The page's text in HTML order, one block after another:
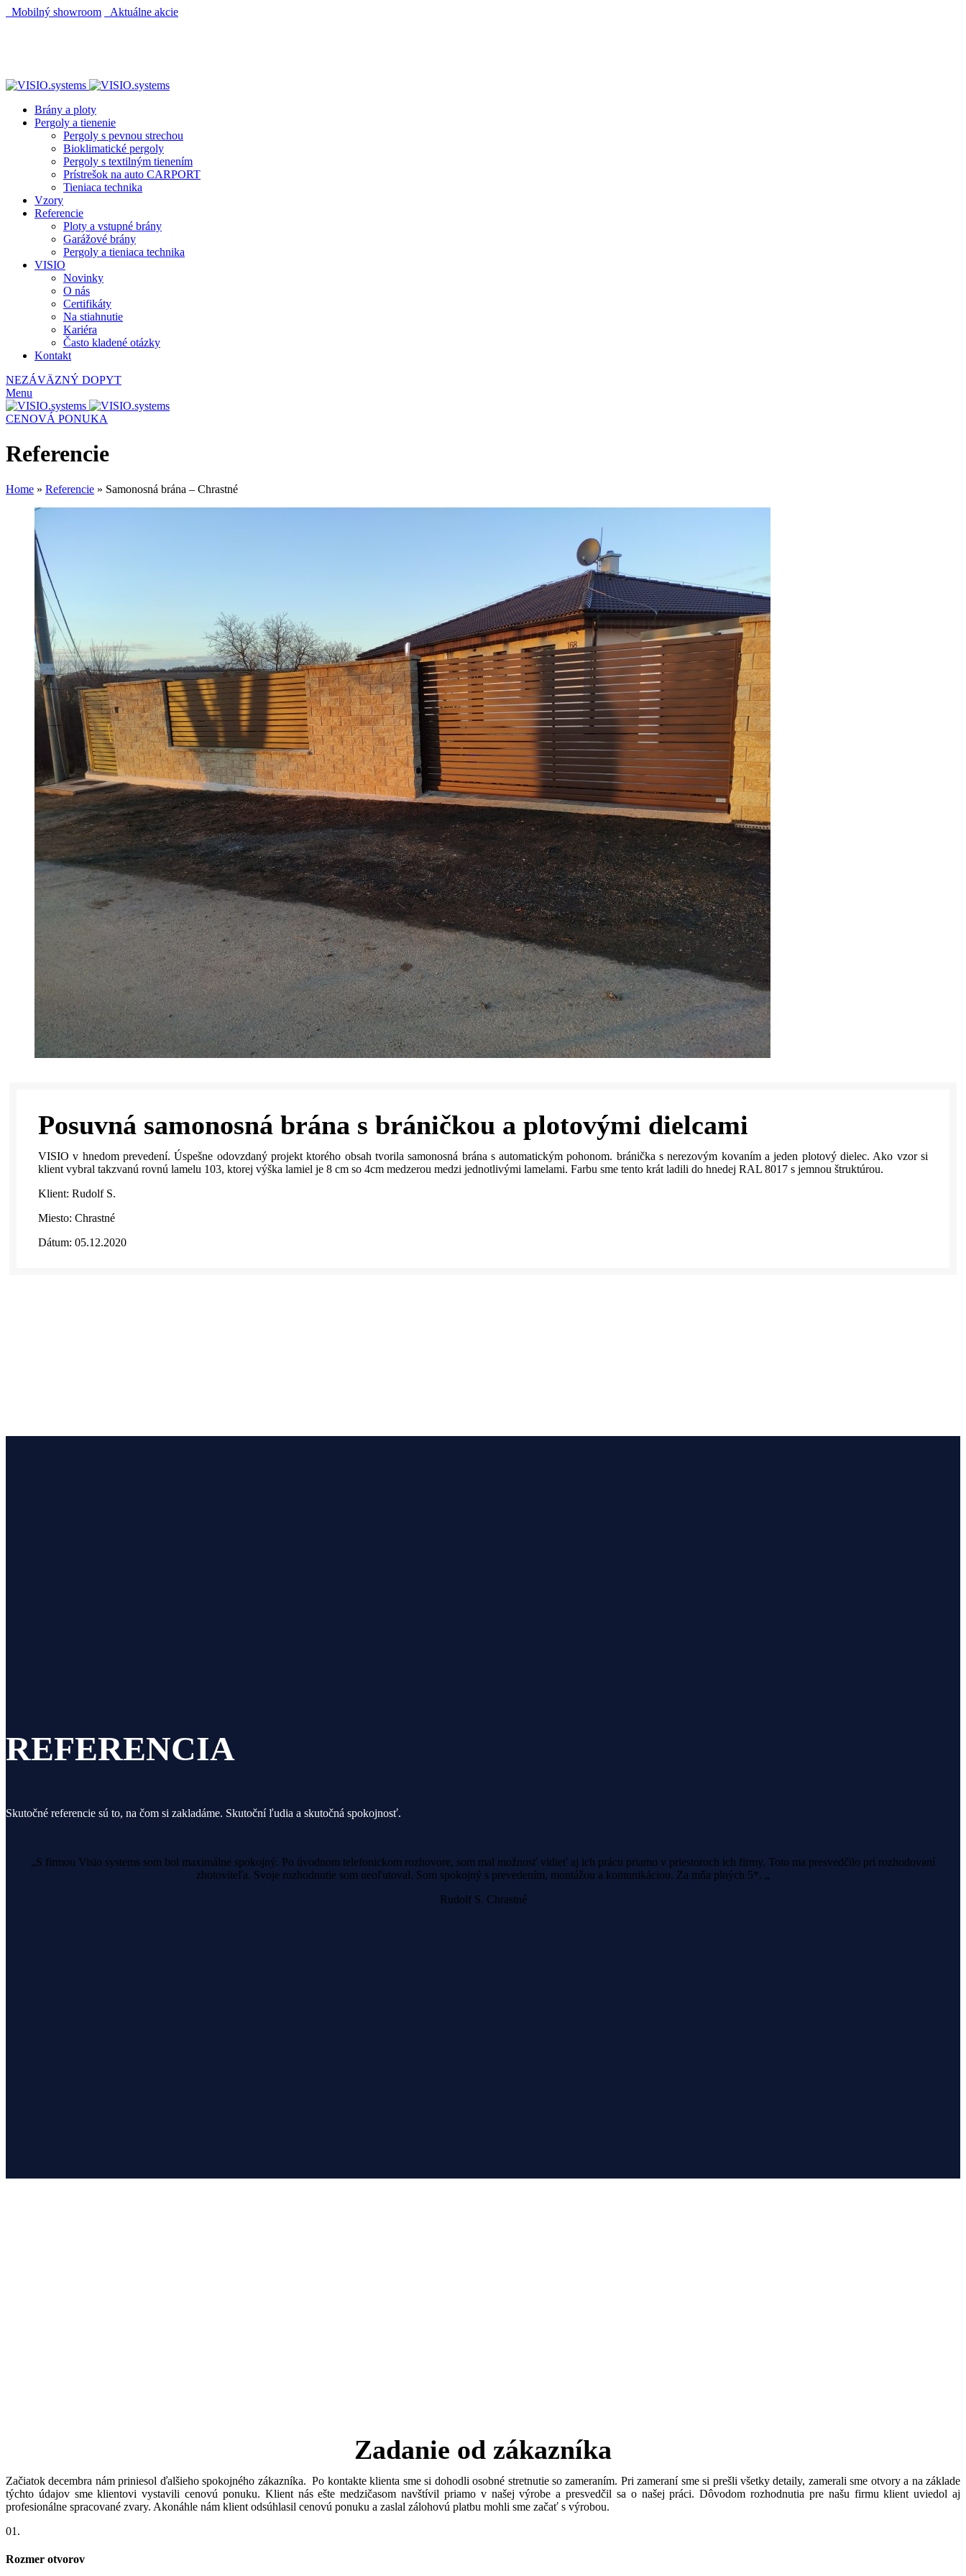
Mobilný showroom
Aktuálne akcie
Brány a ploty
Pergoly a tienenie
Pergoly s pevnou strechou
Bioklimatické pergoly
Pergoly s textilným tienením
Prístrešok na auto CARPORT
Tieniaca technika
Vzory
Referencie
Ploty a vstupné brány
Garážové brány
Pergoly a tieniaca technika
VISIO
Novinky
O nás
Certifikáty
Na stiahnutie
Kariéra
Často kladené otázky
Kontakt
NEZÁVÄZNÝ DOPYT
Menu
CENOVÁ PONUKA
Referencie
Home » Referencie » Samonosná brána – Chrastné
Posuvná samonosná brána s bráničkou a plotovými dielcami
VISIO v hnedom prevedení. Úspešne odovzdaný projekt ktorého obsah tvorila samonosná brána s automatickým pohonom. bránička s nerezovým kovaním a jeden plotový dielec. Ako vzor si
klient vybral takzvanú rovnú lamelu 103, ktorej výška lamiel je 8 cm so 4cm medzerou medzi jednotlivými lamelami. Farbu sme tento krát ladili do hnedej RAL 8017 s jemnou štruktúrou.
Klient: Rudolf S.
Miesto: Chrastné
Dátum: 05.12.2020
REFERENCIA
Skutočné referencie sú to, na čom si zakladáme. Skutoční ľudia a skutočná spokojnosť.
„S firmou Visio systems som bol maximálne spokojný. Po úvodnom telefonickom rozhovore, som mal možnosť vidieť aj ich prácu priamo v priestoroch ich firmy. Toto ma presvedčilo pri rozhodovaní
zhotoviteľa. Svoje rozhodnutie som neoľutoval. Som spokojný s prevedením, montážou a komunikáciou. Za mňa plných 5*. „
Rudolf S. Chrastné
Zadanie od zákazníka
Začiatok decembra nám priniesol ďalšieho spokojného zákazníka. Po kontakte klienta sme si dohodli osobné stretnutie so zameraním. Pri zameraní sme si prešli všetky detaily, zamerali sme otvory a na základe
týchto údajov sme klientovi vystavili cenovú ponuku. Klient nás ešte medzičasom navštívil priamo v našej výrobe a presvedčil sa o našej práci. Dôvodom rozhodnutia pre našu firmu klient uviedol aj
profesionálne spracované zvary. Akonáhle nám klient odsúhlasil cenovú ponuku a zaslal zálohovú platbu mohli sme začať s výrobou.
01.
Rozmer otvorov